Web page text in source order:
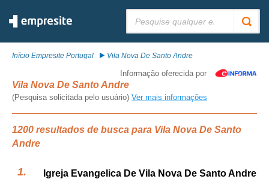
Início Empresite Portugal Vila Nova De Santo Andre
Informação oferecida por
Vila Nova De Santo Andre
(Pesquisa solicitada pelo usuário) Ver mais informações
1200 resultados de busca para Vila Nova De Santo
Andre
Igreja Evangelica De Vila Nova De Santo Andre